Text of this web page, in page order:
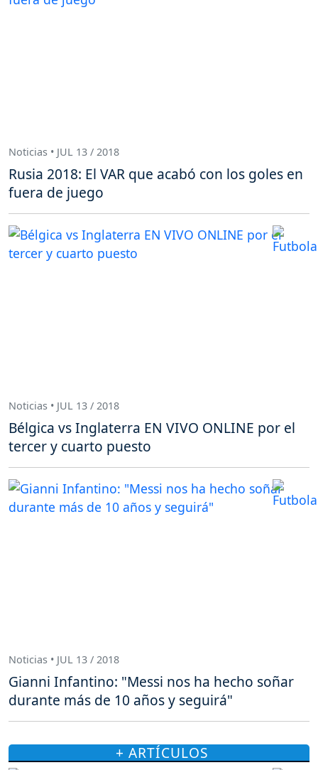
Noticias • JUL 13 / 2018
Rusia 2018: El VAR que acabó con los goles en
fuera de juego
Noticias • JUL 13 / 2018
Bélgica vs Inglaterra EN VIVO ONLINE por el
tercer y cuarto puesto
Noticias • JUL 13 / 2018
Gianni Infantino: "Messi nos ha hecho soñar
durante más de 10 años y seguirá"
+ ARTÍCULOS